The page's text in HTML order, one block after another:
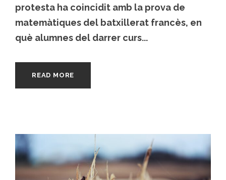
protesta ha coincidit amb la prova de
matemàtiques del batxillerat francès, en
què alumnes del darrer curs...
READ MORE